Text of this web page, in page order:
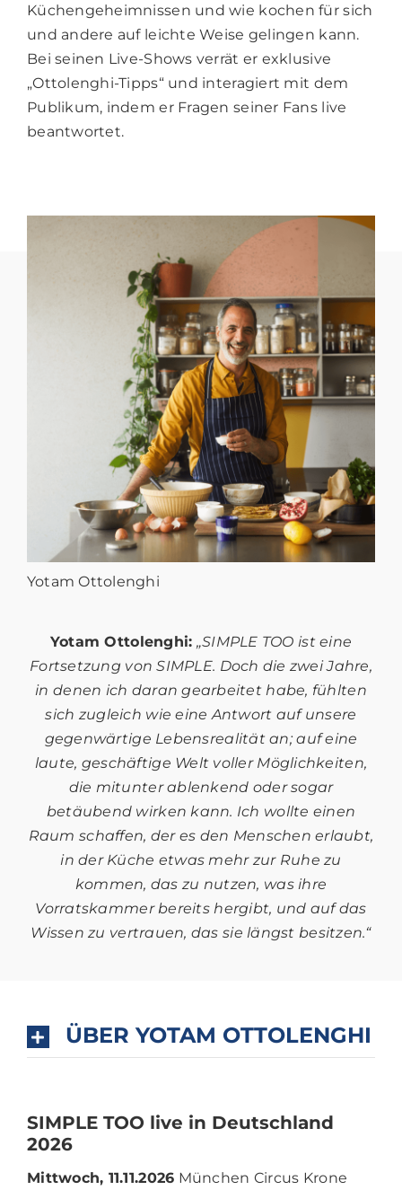
Küchengeheimnissen und wie kochen für sich
und andere auf leichte Weise gelingen kann.
Bei seinen Live-Shows verrät er exklusive
„Ottolenghi-Tipps“ und interagiert mit dem
Publikum, indem er Fragen seiner Fans live
beantwortet.
Yotam Ottolenghi
Yotam Ottolenghi: „SIMPLE TOO ist eine
Fortsetzung von SIMPLE. Doch die zwei Jahre,
in denen ich daran gearbeitet habe, fühlten
sich zugleich wie eine Antwort auf unsere
gegenwärtige Lebensrealität an; auf eine
laute, geschäftige Welt voller Möglichkeiten,
die mitunter ablenkend oder sogar
betäubend wirken kann. Ich wollte einen
Raum schaffen, der es den Menschen erlaubt,
in der Küche etwas mehr zur Ruhe zu
kommen, das zu nutzen, wasihre
Vorratskammer bereits hergibt, und auf das
Wissen zu vertrauen, das sie längst besitzen.“
ÜBER YOTAM OTTOLENGHI
SIMPLE TOO live in Deutschland
2026
Mittwoch, 11.11.2026 München Circus Krone